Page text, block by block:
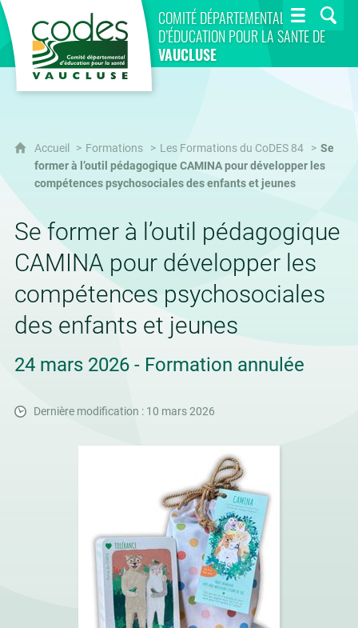
COMITÉ DÉPARTEMENTAL
D’ÉDUCATION POUR LA SANTÉ DE
VAUCLUSE
CoDES 84
Accueil Formations Les Formations du CoDES 84
Se
former à l’outil pédagogique CAMINA pour développer les
compétences psychosociales des enfants et jeunes
Se former à l’outil pédagogique
CAMINA pour développer les
compétences psychosociales
des enfants et jeunes
24 mars 2026 - Formation annulée
Dernière modification : 10 mars 2026